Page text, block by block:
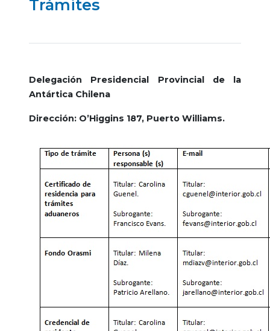
Trámites
Delegación Presidencial Provincial de la
Antártica Chilena
Dirección: O’Higgins 187, Puerto Williams.